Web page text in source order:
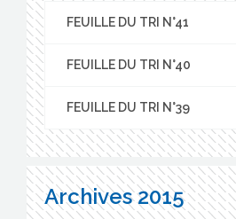
FEUILLE DU TRI N°41
FEUILLE DU TRI N°40
FEUILLE DU TRI N°39
Archives 2015